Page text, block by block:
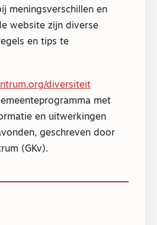
meningsverschillen en
website zijn diverse
en tips te
diversiteit
met
en uitwerkingen
geschreven door
(GKv).